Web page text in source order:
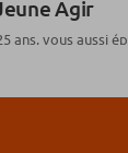
Agir
ans, vous aussi